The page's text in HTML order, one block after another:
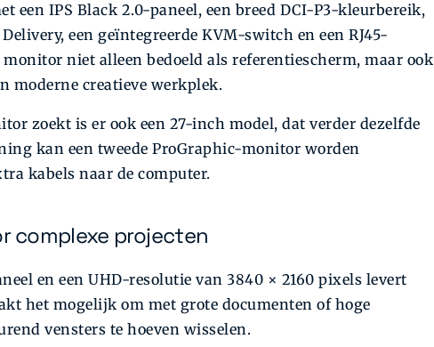
een IPS Black 2.0-paneel, een breed DCI-P3-kleurbereik,
een geïntegreerde KVM-switch en een RJ45-
niet alleen bedoeld als referentiescherm, maar ook
moderne creatieve werkplek.
zoekt is er ook een 27-inch model, dat verder dezelfde
kan een tweede ProGraphic-monitor worden
kabels naar de computer.
complexe projecten
en een UHD-resolutie van 3840 × 2160 pixels levert
het mogelijk om met grote documenten of hoge
vensters te hoeven wisselen.